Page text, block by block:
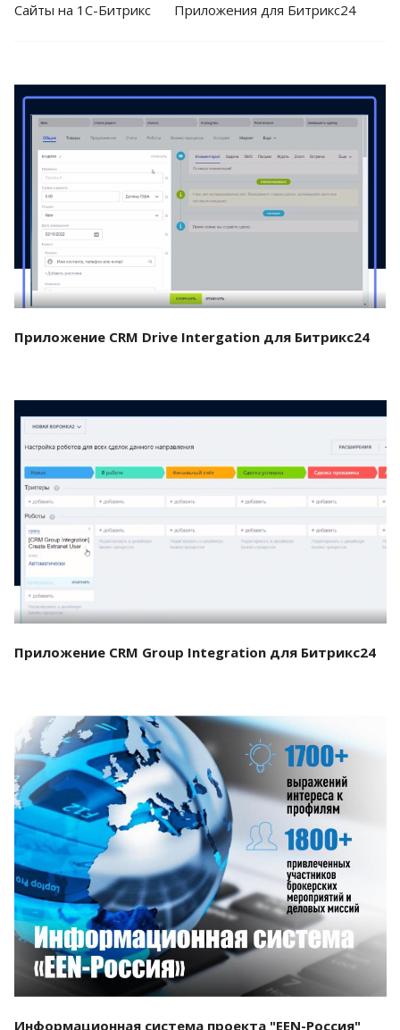
Cайты на 1С-Битрикс Приложения для Битрикс24
Смотреть проект
Приложение CRM Drive Intergation для Битрикс24
Смотреть проект
Приложение CRM Group Integration для Битрикс24
Смотреть проект
Информационная система проекта "EEN-Россия"